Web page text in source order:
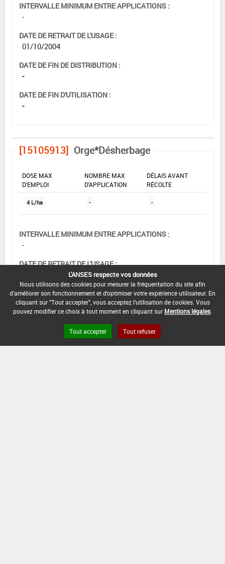
INTERVALLE MINIMUM ENTRE APPLICATIONS :
-
DATE DE RETRAIT DE L'USAGE :
01/10/2004
DATE DE FIN DE DISTRIBUTION :
-
DATE DE FIN D'UTILISATION :
-
[15105913] Orge*Désherbage
DOSE MAX
D'EMPLOI
NOMBRE MAX
D'APPLICATION
DÉLAIS AVANT
RÉCOLTE
4 L/ha - -
INTERVALLE MINIMUM ENTRE APPLICATIONS :
-
DATE DE RETRAIT DE L'USAGE :
DATE DE FIN DE DISTRIBUTION :
-
DATE DE FIN D'UTILISATION :
L'ANSES respecte vos données
Nous utilisons des cookies pour mesurer la fréquentation du site afin
d'améliorer son fonctionnement et d'optimiser votre expérience utilisateur. En
cliquant sur "Tout accepter", vous acceptez l'utilisation de cookies. Vous
pouvez modifier ce choix à tout moment en cliquant sur Mentions légales
Tout accepter Tout refuser